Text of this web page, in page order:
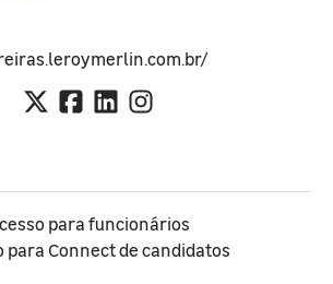
para funcionários
para Connect de candidatos